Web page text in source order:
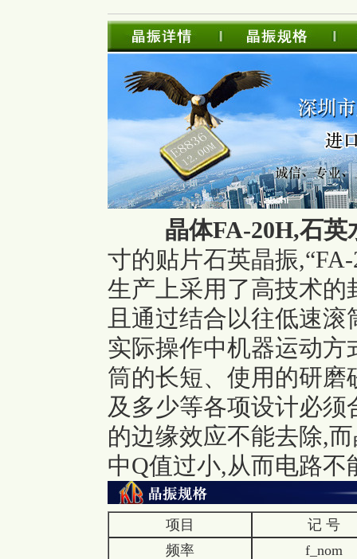
晶体FA-20H,石
寸的贴片石英晶振,
生产上采用了高技术
且通过结合以往低速
实际操作中机器运动
筒的长短、使用的研
及多少等各项设计必
的边缘效应不能去除,
中Q值过小,从而电路
项目
记 号
频率
f_nom